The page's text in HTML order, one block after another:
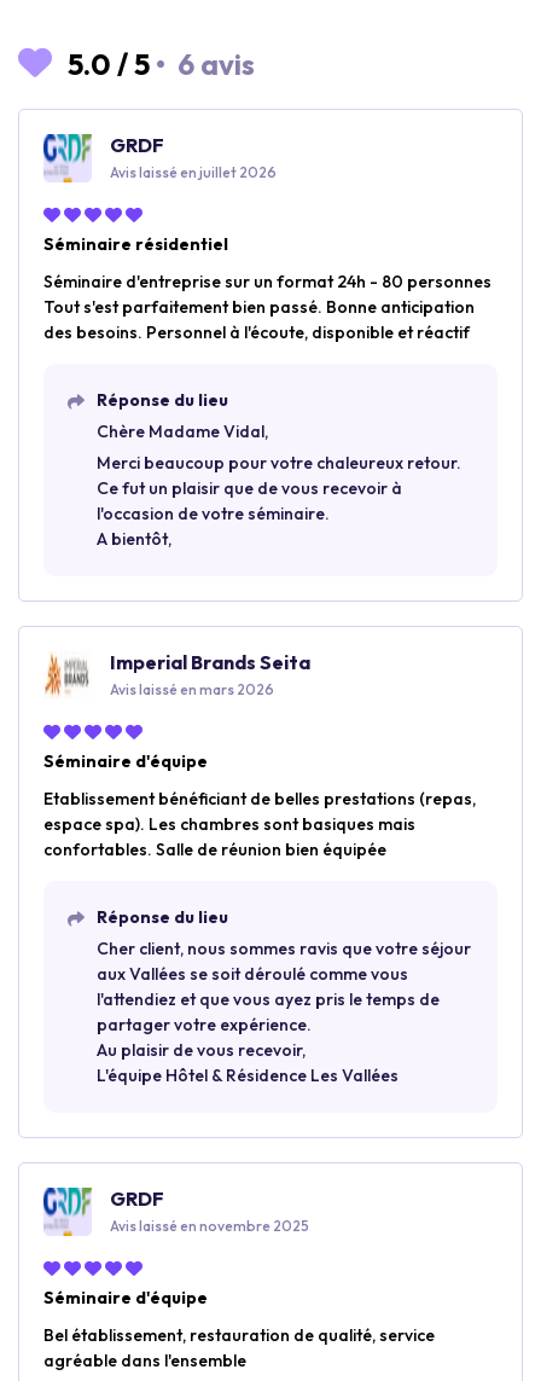
5.0 /5 • 6 avis
GRDF
Avis laissé en juillet 2026
Séminaire résidentiel
Séminaire d'entreprise sur un format 24h - 80 personnes
Tout s'est parfaitement bien passé. Bonne anticipation
des besoins. Personnel à l'écoute, disponible et réactif
Réponse du lieu
Chère Madame Vidal,
Merci beaucoup pour votre chaleureux retour.
Ce fut un plaisir que de vous recevoir à
l'occasion de votre séminaire.
A bientôt,
Imperial Brands Seita
Avis laissé en mars 2026
Séminaire d'équipe
Etablissement bénéficiant de belles prestations (repas,
espace spa). Les chambres sont basiques mais
confortables. Salle de réunion bien équipée
Réponse du lieu
Cher client, nous sommes ravis que votre séjour
aux Vallées se soit déroulé comme vous
l'attendiez et que vous ayez pris le temps de
partager votre expérience.
Au plaisir de vous recevoir,
L'équipe Hôtel & Résidence Les Vallées
GRDF
Avis laissé en novembre 2025
Séminaire d'équipe
Bel établissement, restauration de qualité, service
agréable dans l'ensemble